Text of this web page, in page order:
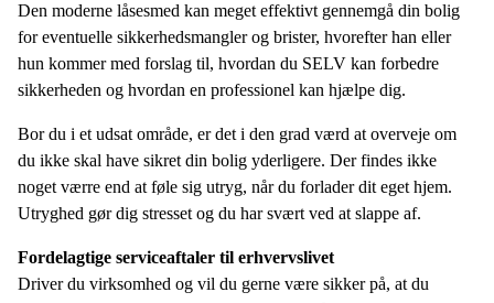
Den moderne låsesmed kan meget effektivt gennemgå din bolig
for eventuelle sikkerhedsmangler og brister, hvorefter han eller
hun kommer med forslag til, hvordan du SELV kan forbedre
sikkerheden og hvordan en professionel kan hjælpe dig.
Bor du i et udsat område, er det i den grad værd at overveje om
du ikke skal have sikret din bolig yderligere. Der findes ikke
noget værre end at føle sig utryg, når du forlader dit eget hjem.
Utryghed gør dig stresset og du har svært ved at slappe af.
Fordelagtige serviceaftaler til erhvervslivet
Driver du virksomhed og vil du gerne være sikker på, at du